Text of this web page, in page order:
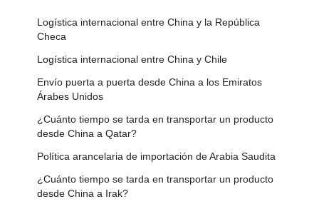
Logística internacional entre China y la República
Checa
Logística internacional entre China y Chile
Envío puerta a puerta desde China a los Emiratos
Árabes Unidos
¿Cuánto tiempo se tarda en transportar un producto
desde China a Qatar?
Política arancelaria de importación de Arabia Saudita
¿Cuánto tiempo se tarda en transportar un producto
desde China a Irak?